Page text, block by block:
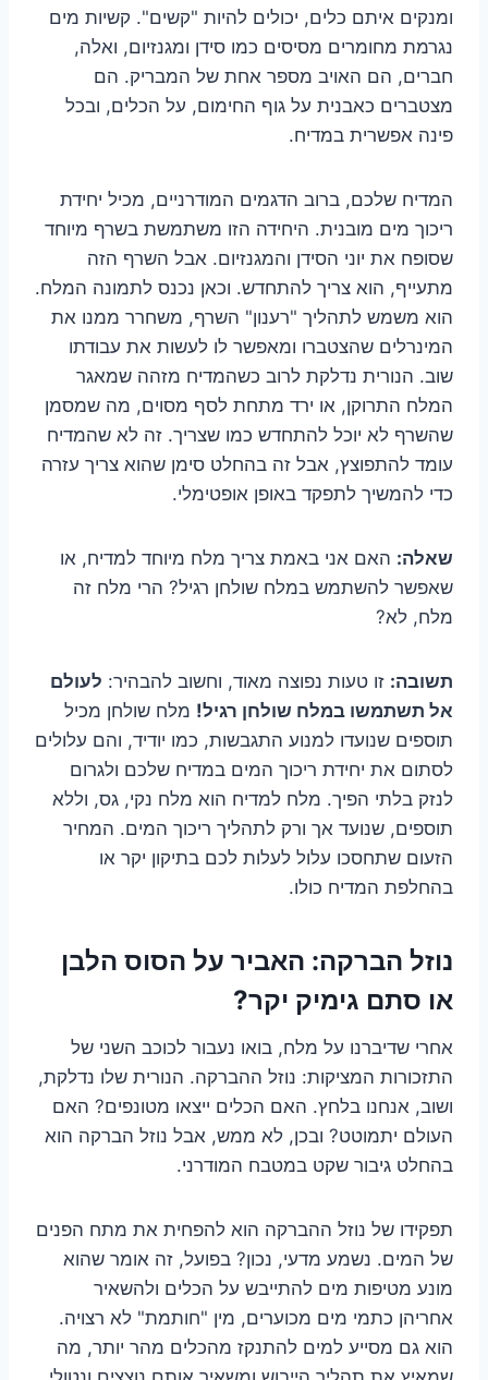
ומנקים איתם כלים, יכולים להיות "קשים". קשיות מים
נגרמת מחומרים מסיסים כמו סידן ומגנזיום, ואלה,
חברים, הם האויב מספר אחת של המבריק. הם
מצטברים כאבנית על גוף החימום, על הכלים, ובכל
פינה אפשרית במדיח.
המדיח שלכם, ברוב הדגמים המודרניים, מכיל יחידת
ריכוך מים מובנית. היחידה הזו משתמשת בשרף מיוחד
שסופח את יוני הסידן והמגנזיום. אבל השרף הזה
מתעייף, הוא צריך להתחדש. וכאן נכנס לתמונה המלח.
הוא משמש לתהליך "רענון" השרף, משחרר ממנו את
המינרלים שהצטברו ומאפשר לו לעשות את עבודתו
שוב. הנורית נדלקת לרוב כשהמדיח מזהה שמאגר
המלח התרוקן, או ירד מתחת לסף מסוים, מה שמסמן
שהשרף לא יוכל להתחדש כמו שצריך. זה לא שהמדיח
עומד להתפוצץ, אבל זה בהחלט סימן שהוא צריך עזרה
כדי להמשיך לתפקד באופן אופטימלי.
שאלה: האם אני באמת צריך מלח מיוחד למדיח, או
שאפשר להשתמש במלח שולחן רגיל? הרי מלח זה
מלח, לא?
תשובה: זו טעות נפוצה מאוד, וחשוב להבהיר: לעולם
אל תשתמשו במלח שולחן רגיל! מלח שולחן מכיל
תוספים שנועדו למנוע התגבשות, כמו יודיד, והם עלולים
לסתום את יחידת ריכוך המים במדיח שלכם ולגרום
לנזק בלתי הפיך. מלח למדיח הוא מלח נקי, גס, וללא
תוספים, שנועד אך ורק לתהליך ריכוך המים. המחיר
הזעום שתחסכו עלול לעלות לכם בתיקון יקר או
בהחלפת המדיח כולו.
נוזל הברקה: האביר על הסוס הלבן
או סתם גימיק יקר?
אחרי שדיברנו על מלח, בואו נעבור לכוכב השני של
התזכורות המציקות: נוזל ההברקה. הנורית שלו נדלקת,
ושוב, אנחנו בלחץ. האם הכלים ייצאו מטונפים? האם
העולם יתמוטט? ובכן, לא ממש, אבל נוזל הברקה הוא
בהחלט גיבור שקט במטבח המודרני.
תפקידו של נוזל ההברקה הוא להפחית את מתח הפנים
של המים. נשמע מדעי, נכון? בפועל, זה אומר שהוא
מונע מטיפות מים להתייבש על הכלים ולהשאיר
אחריהן כתמי מים מכוערים, מין "חותמת" לא רצויה.
הוא גם מסייע למים להתנקז מהכלים מהר יותר, מה